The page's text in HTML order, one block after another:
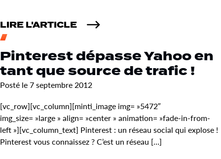
LIRE L'ARTICLE
Pinterest dépasse Yahoo en
tant que source de trafic !
Posté le 7 septembre 2012
[vc_row][vc_column][minti_image img= »5472″
img_size= »large » align= »center » animation= »fade-in-from-
left »][vc_column_text] Pinterest : un réseau social qui explose !
Pinterest vous connaissez ? C’est un réseau […]